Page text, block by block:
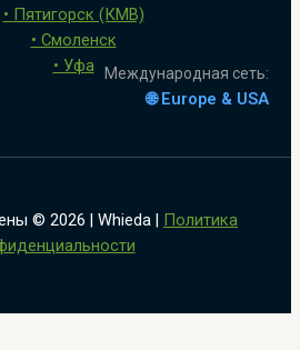
• Пятигорск (КМВ)
• Смоленск
• Уфа
Международная сеть:
🌐 Europe & USA
© 2026 | Whieda | Политика